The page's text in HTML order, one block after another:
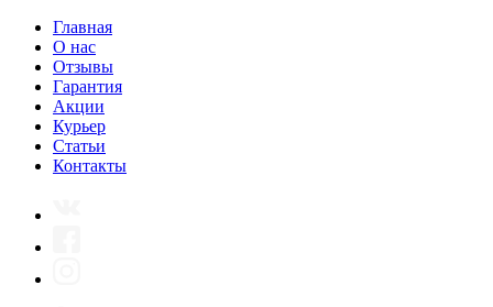
Главная
О нас
Отзывы
Гарантия
Акции
Курьер
Статьи
Контакты